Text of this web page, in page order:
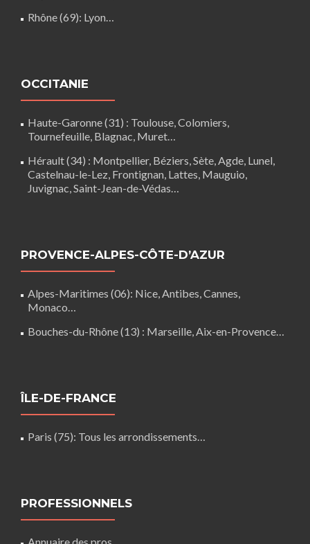
Rhône (69): Lyon…
OCCITANIE
Haute-Garonne (31) : Toulouse, Colomiers,
Tournefeuille, Blagnac, Muret…
Hérault (34) : Montpellier, Béziers, Sète, Agde, Lunel,
Castelnau-le-Lez, Frontignan, Lattes, Mauguio,
Juvignac, Saint-Jean-de-Védas…
PROVENCE-ALPES-CÔTE-D’AZUR
Alpes-Maritimes (06): Nice, Antibes, Cannes,
Monaco…
Bouches-du-Rhône (13) : Marseille, Aix-en-Provence…
ÎLE-DE-FRANCE
Paris (75): Tous les arrondissements…
PROFESSIONNELS